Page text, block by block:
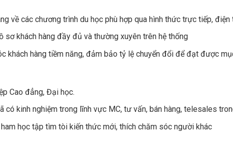
về các chương trình du học phù hợp qua hình thức trực tiếp,
sơ khách hàng đầy đủ và thường xuyên trên hệ thống
khách hàng tiềm năng, đảm bảo tỷ lệ chuyển đổi để đạt được
Cao đẳng, Đại học.
có kinh nghiệm trong lĩnh vực MC, tư vấn, bán hàng, telesales
ham học tập tìm tòi kiến thức mới, thích chăm sóc người khác